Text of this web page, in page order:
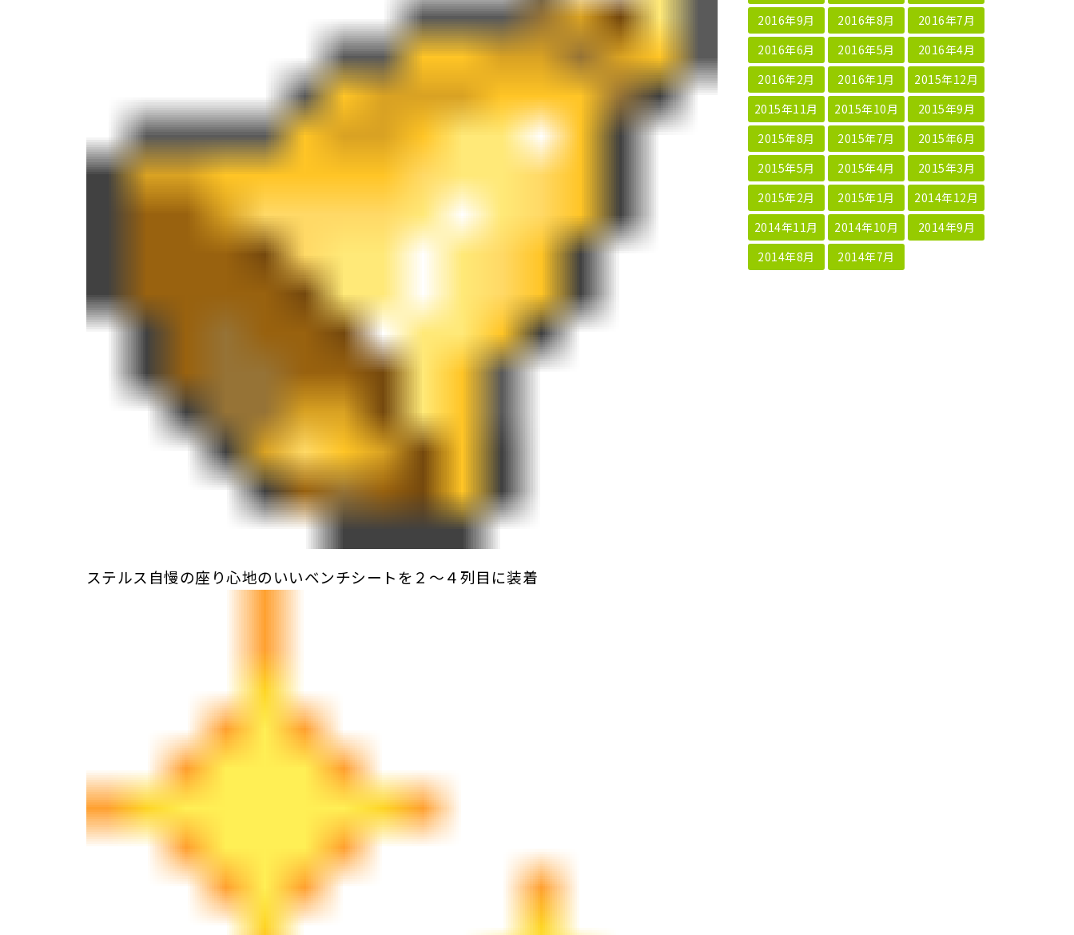
ステルス自慢の座り心地のいいベンチシートを２～４列目に装着
2016年9月
2016年8月
2016年7月
2016年6月
2016年5月
2016年4月
2016年2月
2016年1月
2015年12月
2015年11月
2015年10月
2015年9月
2015年8月
2015年7月
2015年6月
2015年5月
2015年4月
2015年3月
2015年2月
2015年1月
2014年12月
2014年11月
2014年10月
2014年9月
2014年8月
2014年7月